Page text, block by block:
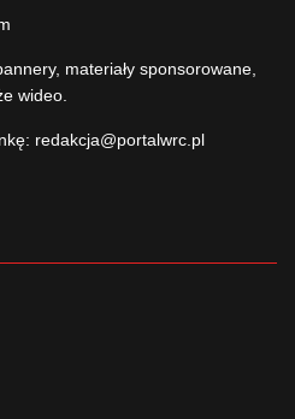
materiały sponsorowane,
wideo.
redakcja@portalwrc.pl